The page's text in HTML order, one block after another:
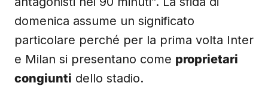
domenica assume un significato
particolare perché per la prima volta Inter
e Milan si presentano come proprietari
congiunti dello stadio.